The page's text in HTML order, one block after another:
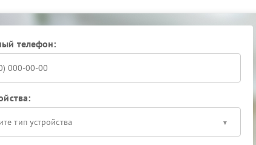
телефон:
тип устройства